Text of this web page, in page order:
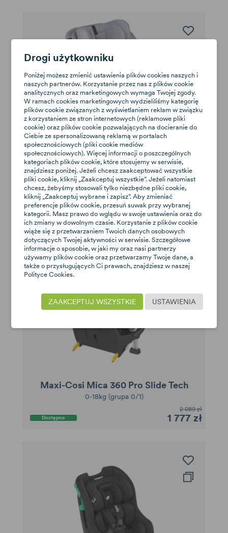
BeSafe iZi Turn B i-Size
0-18kg (grupa 0/1)
Dostępne 1 990 zł
-15%
Maxi-Cosi Mica 360 Pro Slide Tech
0-18kg (grupa 0/1)
Dostępne
2 089 zł
1 777 zł
Drogi użytkowniku
Poniżej możesz zmienić ustawienia plików cookies naszych i
naszych partnerów. Korzystanie przez nas z plików cookie
analitycznych oraz marketingowych wymaga Twojej zgody.
W ramach cookies marketingowych wydzieliliśmy kategorię
plików cookie związanych z wyświetlaniem reklam w związku
z korzystaniem ze stron internetowych (reklamowe pliki
cookie) oraz plików cookie pozwalających na docieranie do
Ciebie ze spersonalizowaną reklamą w portalach
społecznościowych (pliki cookie mediów
społecznościowych). Więcej informacji o poszczególnych
kategoriach plików cookie, które stosujemy w serwisie,
znajdziesz poniżej. Jeżeli chcesz zaakceptować wszystkie
pliki cookie, kliknij „Zaakceptuj wszystkie”. Jeżeli natomiast
chcesz, żebyśmy stosowali tylko niezbędne pliki cookie,
kliknij „Zaakceptuj wybrane i zapisz”. Aby zmieniać
preferencje plików cookie, przesuń suwak przy wybranej
kategorii. Masz prawo do wglądu w swoje ustawienia oraz do
ich zmiany w dowolnym czasie. Korzystanie z plików cookie
wiąże się z przetwarzaniem Twoich danych osobowych
dotyczących Twojej aktywności w serwisie. Szczegółowe
informacje o sposobie, w jaki my oraz nasi partnerzy
używamy plików cookie oraz przetwarzamy Twoje dane, a
także o przysługujących Ci prawach, znajdziesz w naszej
Polityce Cookies.
USTAWIENIA
ZAAKCEPTUJ WSZYSTKIE